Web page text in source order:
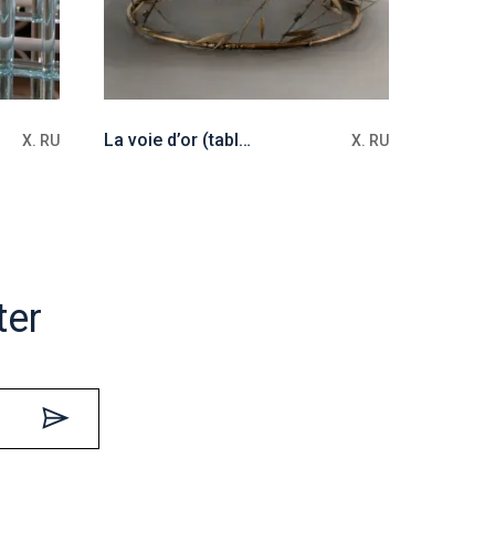
X. RU La voie d’or (table basse) X. RU